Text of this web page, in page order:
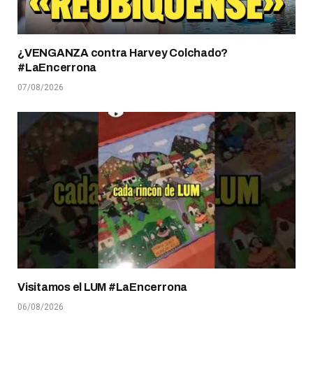
¿VENGANZA contra Harvey Colchado?
#LaEncerrona
07/08/2026
Visitamos el LUM #LaEncerrona
06/08/2026